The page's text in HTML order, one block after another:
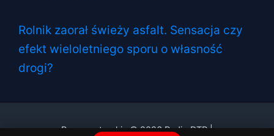
Rolnik zaorał świeży asfalt. Sensacja czy
efekt wieloletniego sporu o własność
drogi?
Prawa autorskie © 2026 Radio DTR |